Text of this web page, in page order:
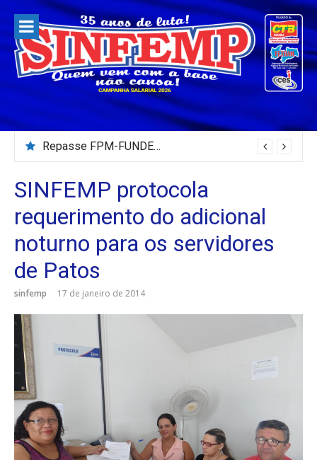
para
conteúdo
Repasse FPM-FUNDEB – Julho/2026
SINFEMP protocola
requerimento do adicional
noturno para os servidores
de Patos
sinfemp 17 de janeiro de 2014